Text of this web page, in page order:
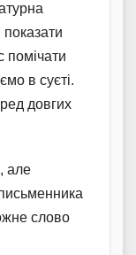
показати
помічати
в суєті.
довгих
але
слово